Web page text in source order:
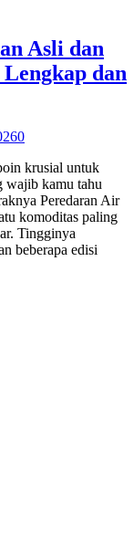
Asli dan
dan
0
krusial untuk
wajib kamu tahu
Peredaran Air
komoditas paling
Tingginya
beberapa edisi